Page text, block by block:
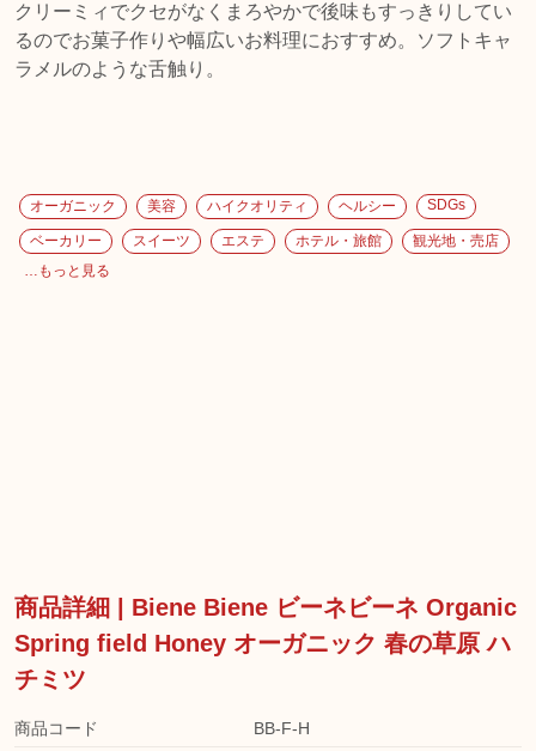
クリーミィでクセがなくまろやかで後味もすっきりしてい
るのでお菓子作りや幅広いお料理におすすめ。ソフトキャ
ラメルのような舌触り。
オーガニック 美容 ハイクオリティ ヘルシー SDGs
ベーカリー スイーツ エステ ホテル・旅館
観光地・売店
…もっと見る
商品詳細 | Biene Biene ビーネビーネ Organic
Spring field Honey オーガニック 春の草原 ハ
チミツ
商品コード BB-F-H